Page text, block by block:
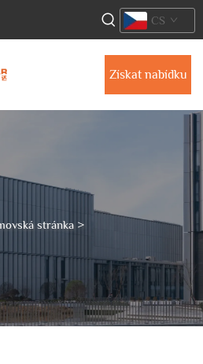
Získat nabídku
CS
stránka >